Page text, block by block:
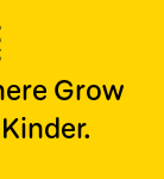
Grow